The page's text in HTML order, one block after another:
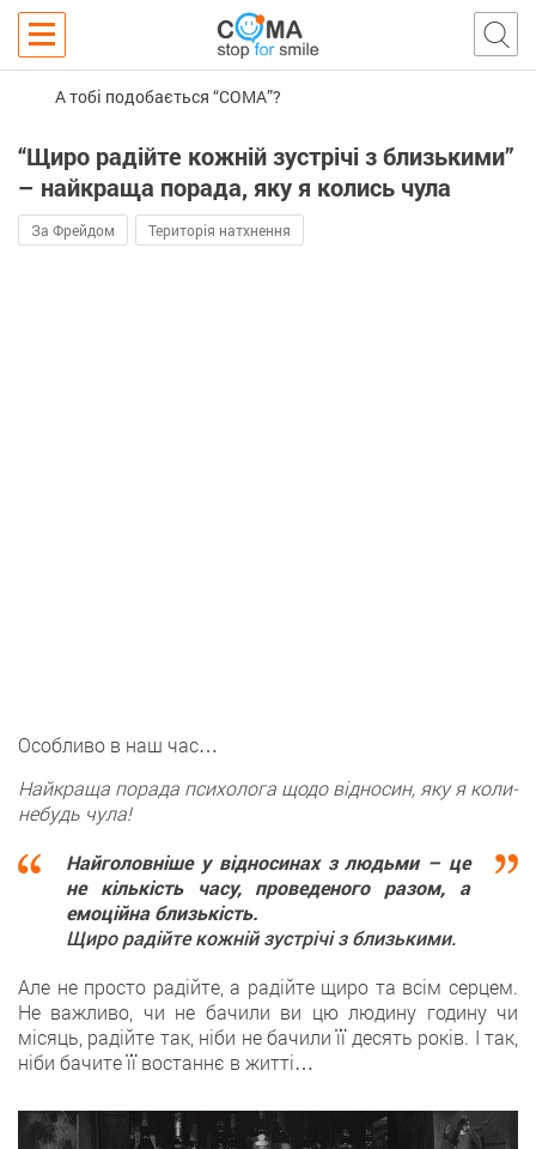
А тобі подобається “COMA”?
“Щиро радійте кожній зустрічі з близькими”
– найкраща порада, яку я колись чула
За Фрейдом Територія натхнення
Особливо в наш час…
Найкраща порада психолога щодо відносин, яку я коли-
небудь чула!
Найголовніше у відносинах з людьми – це
не кількість часу, проведеного разом, а
емоційна близькість.
Щиро радійте кожній зустрічі з близькими.
Але не просто радійте, а радійте щиро та всім серцем.
Не важливо, чи не бачили ви цю людину годину чи
місяць, радійте так, ніби не бачили її десять років. І так,
ніби бачите її востаннє в житті…